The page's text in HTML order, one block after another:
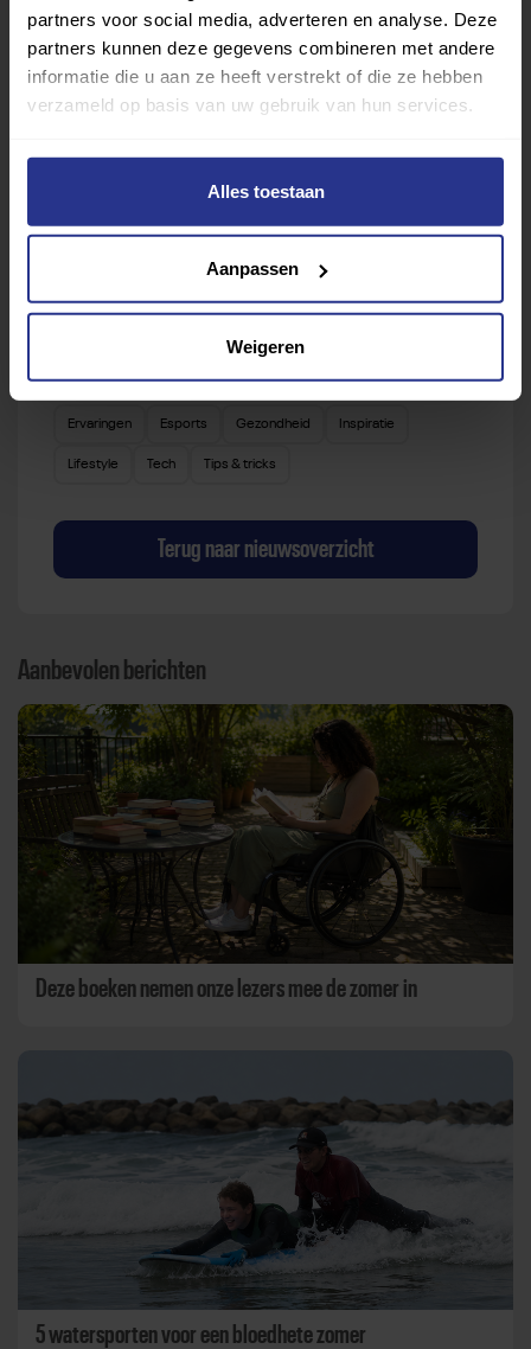
partners voor social media, adverteren en analyse. Deze
partners kunnen deze gegevens combineren met andere
informatie die u aan ze heeft verstrekt of die ze hebben
verzameld op basis van uw gebruik van hun services.
Alles toestaan
Aanpassen
Weigeren
Van atletiek tot zwemmen: met onze Sportzoeker
vind je gemakkelijk jouw favoriete sport of activiteit.
Met meer dan 4250 sportclubs is er altijd een sport
Sport zoeken
Verder lezen over
Ervaringen Esports Gezondheid Inspiratie
Lifestyle Tech Tips & tricks
Terug naar nieuwsoverzicht
Aanbevolen berichten
Deze boeken nemen onze lezers mee de zomer in
5 watersporten voor een bloedhete zomer